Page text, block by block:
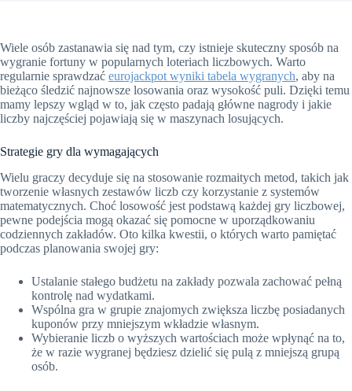
Wiele osób zastanawia się nad tym, czy istnieje skuteczny sposób na
wygranie fortuny w popularnych loteriach liczbowych. Warto
regularnie sprawdzać eurojackpot wyniki tabela wygranych, aby na
bieżąco śledzić najnowsze losowania oraz wysokość puli. Dzięki temu
mamy lepszy wgląd w to, jak często padają główne nagrody i jakie
liczby najczęściej pojawiają się w maszynach losujących.
Strategie gry dla wymagających
Wielu graczy decyduje się na stosowanie rozmaitych metod, takich jak
tworzenie własnych zestawów liczb czy korzystanie z systemów
matematycznych. Choć losowość jest podstawą każdej gry liczbowej,
pewne podejścia mogą okazać się pomocne w uporządkowaniu
codziennych zakładów. Oto kilka kwestii, o których warto pamiętać
podczas planowania swojej gry:
Ustalanie stałego budżetu na zakłady pozwala zachować pełną
kontrolę nad wydatkami.
Wspólna gra w grupie znajomych zwiększa liczbę posiadanych
kuponów przy mniejszym wkładzie własnym.
Wybieranie liczb o wyższych wartościach może wpłynąć na to,
że w razie wygranej będziesz dzielić się pulą z mniejszą grupą
osób.